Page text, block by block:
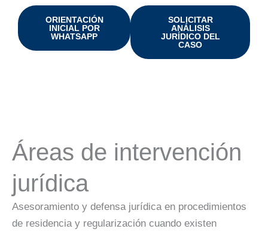
ORIENTACIÓN
INICIAL POR
WHATSAPP
SOLICITAR
ANÁLISIS
JURÍDICO DEL
CASO
Áreas de intervención
jurídica
Asesoramiento y defensa jurídica en procedimientos
de residencia y regularización cuando existen